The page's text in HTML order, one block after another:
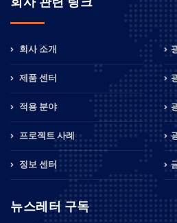
회사 소개
제품 센터
적용 분야
프로젝트 사례
정보 센터
뉴스레터 구독